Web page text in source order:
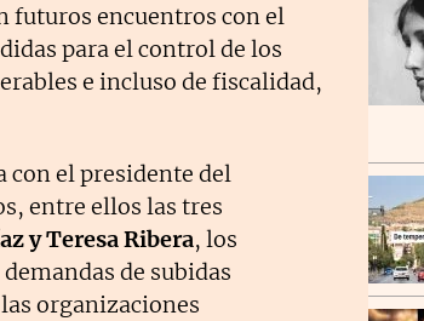
futuros encuentros con el
para el control de los
e incluso de fiscalidad,
con el presidente del
entre ellos las tres
y Teresa Ribera, los
de subidas
organizaciones